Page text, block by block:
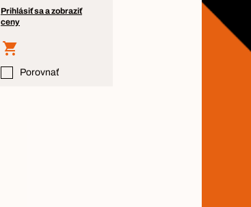
Prihlásiť sa a zobraziť
ceny
Porovnať